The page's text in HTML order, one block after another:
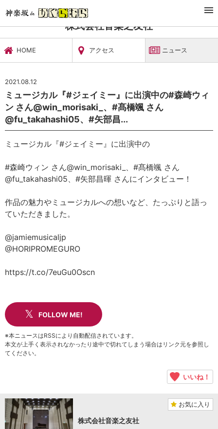
文化施設・ギャラリー
株式会社音楽之友社
HOME アクセス ニュース
2021.08.12
ミュージカル『#ジェイミー』に出演中の#森崎ウィ
ン さん@win_morisaki_、#髙橋颯 さん
@fu_takahashi05、#矢部昌...
ミュージカル『#ジェイミー』に出演中の
#森崎ウィン さん@win_morisaki_、#髙橋颯 さん
@fu_takahashi05、#矢部昌暉 さんにインタビュー！
作品の魅力やミュージカルへの想いなど、たっぷりと語っ
ていただきました。
@jamiemusicaljp
@HORIPROMEGURO
https://t.co/7euGu0Oscn
FOLLOW ME!
※本ニュースはRSSにより自動配信されています。
本文が上手く表示されなかったり途中で切れてしまう場合はリンク元を参照し
てください。
いいね！
お気に入り
株式会社音楽之友社